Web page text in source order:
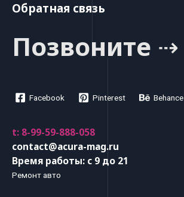
Обратная связь
Позвоните ⇢
Facebook Pinterest Behance
t: 8-99-59-888-058
contact@acura-mag.ru
Время работы: с 9 до 21
Ремонт авто